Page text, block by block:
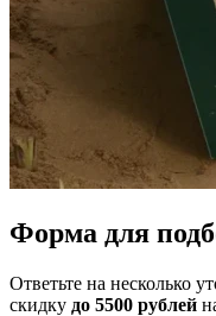
Форма для
Ответьте на несколько
скидку до 5500 рублей